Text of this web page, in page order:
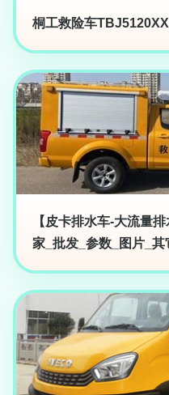
桐工救险车
【皮卡排水车-大流量
家_批发_参数_图片_其